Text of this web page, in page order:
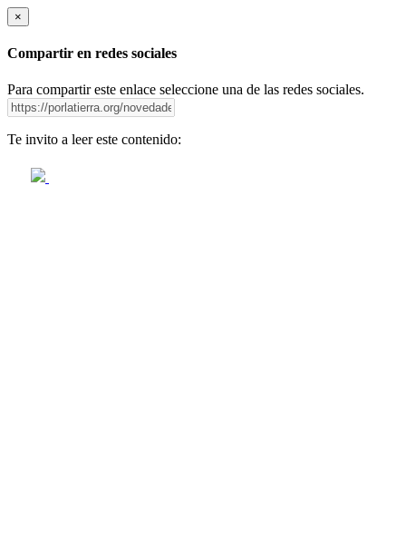
×
Compartir en redes sociales
Para compartir este enlace seleccione una de las redes sociales.
Te invito a leer este contenido: